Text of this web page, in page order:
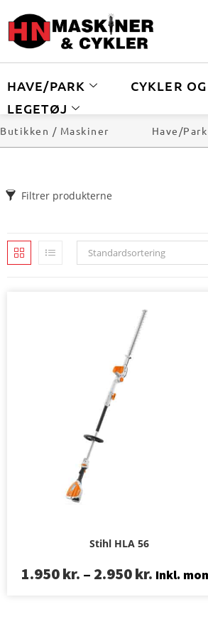
HAVE/PARK CYKLER
LEGETØJ
Butikken / Maskiner Have/
Filtrer produkterne
Standardsortering
Stihl HLA 56
1.950kr. – 2.950kr. Inkl.